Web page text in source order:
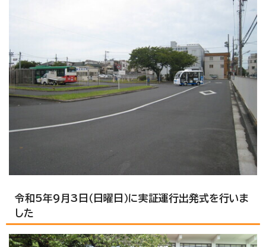
令和5年9月3日（日曜日）に実証運行出発式を行いま
した